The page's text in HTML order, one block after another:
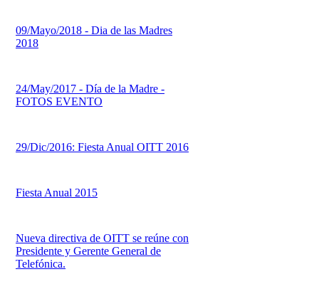
09/Mayo/2018 - Dia de las Madres
2018
24/May/2017 - Día de la Madre -
FOTOS EVENTO
29/Dic/2016: Fiesta Anual OITT 2016
Fiesta Anual 2015
Nueva directiva de OITT se reúne con
Presidente y Gerente General de
Telefónica.